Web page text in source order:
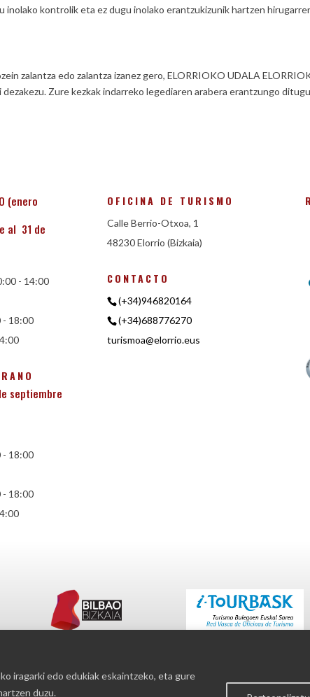
iragarki edo edukiak eskaintzeko, eta gure
duzu.
kontrolik eta ez dugu inolako erantzukizunik hartzen
zalantza edo zalantza izanez gero, ELORRIOKO UDALA
Zure kezkak indarreko legediaren arabera erantzungo
(enero
al 31 de
- 14:00
- 18:00
septiembre
- 18:00
- 18:00
OFICINA DE TURISMO
Calle Berrio-Otxoa, 1
48230 Elorrio (Bizkaia)
CONTACTO
(+34)946820164
(+34)688776270
turismoa@elorrio.eus
politika